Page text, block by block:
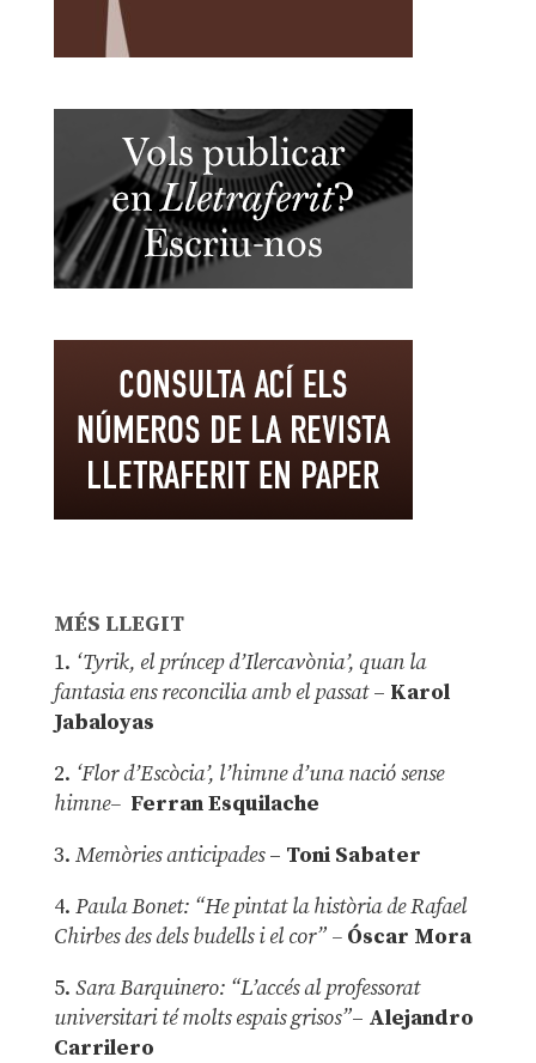
MÉS LLEGIT
1. ‘Tyrik, el príncep d’Ilercavònia’, quan la
fantasia ens reconcilia amb el passat– Karol
Jabaloyas
2. ‘Flor d’Escòcia’, l’himne d’una nació sense
himne– Ferran Esquilache
3. Memòries anticipades– Toni Sabater
4. Paula Bonet: “He pintat la història de Rafael
Chirbes des dels budells i el cor” –Óscar Mora
5. Sara Barquinero: “L’accés al professorat
universitari té molts espais grisos”– Alejandro
Carrilero